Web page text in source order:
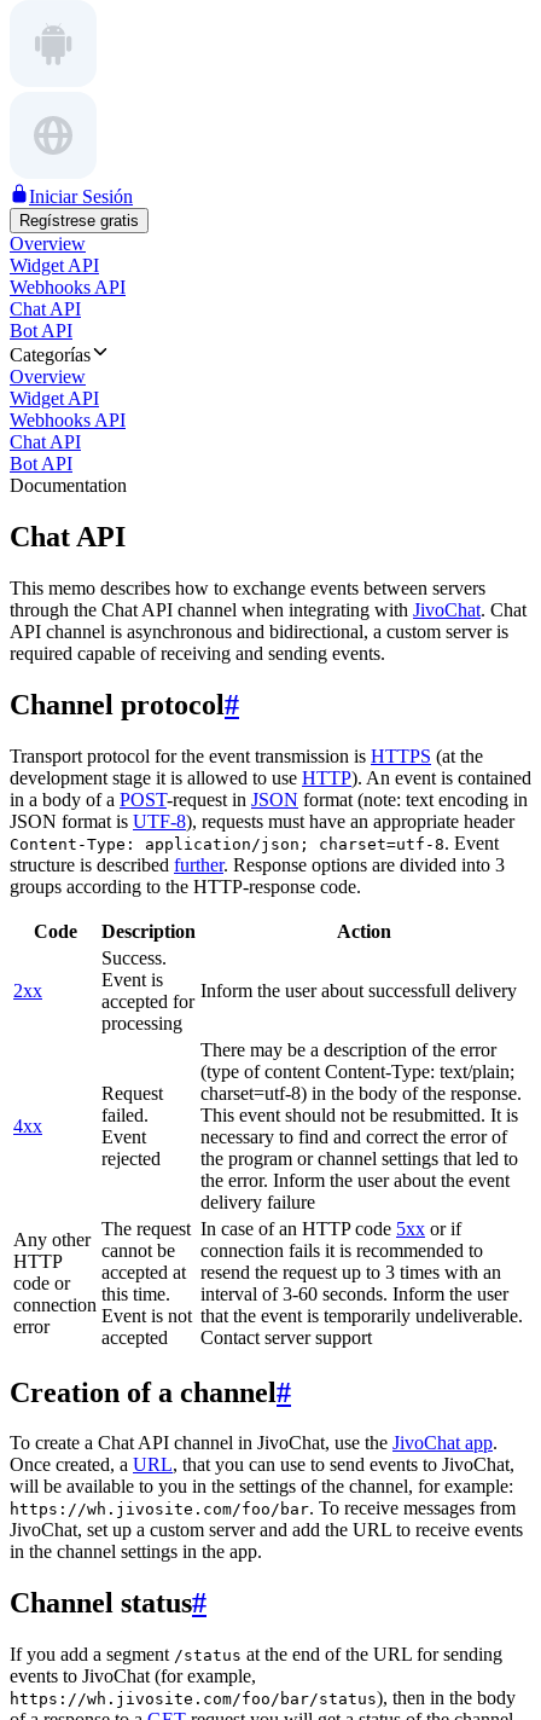
Iniciar Sesión
Regístrese gratis
Overview
Widget API
Webhooks API
Chat API
Bot API
Categorías
Overview
Widget API
Webhooks API
Chat API
Bot API
Documentation
Chat API
This memo describes how to exchange events between servers
through the Chat API channel when integrating with JivoChat. Chat
API channel is asynchronous and bidirectional, a custom server is
required capable of receiving and sending events.
Channel protocol#
Transport protocol for the event transmission is HTTPS (at the
development stage it is allowed to use HTTP). An event is contained
in a body of a POST-request in JSON format (note: text encoding in
JSON format is UTF-8), requests must have an appropriate header
Content-Type: application/json; charset=utf-8. Event
structure is described further. Response options are divided into 3
groups according to the HTTP-response code.
Code Description Action
2xx
Success.
Event is
accepted for
processing
Inform the user about successfull delivery
4xx
Request
failed.
Event
rejected
There may be a description of the error
(type of content Content-Type: text/plain;
charset=utf-8) in the body of the response.
This event should not be resubmitted. It is
necessary to find and correct the error of
the program or channel settings that led to
the error. Inform the user about the event
delivery failure
Any other
HTTP
code or
connection
error
The request
cannot be
accepted at
this time.
Event is not
accepted
In case of an HTTP code 5xx or if
connection fails it is recommended to
resend the request up to 3 times with an
interval of 3-60 seconds. Inform the user
that the event is temporarily undeliverable.
Contact server support
Creation of a channel#
To create a Chat API channel in JivoChat, use the JivoChat app.
Once created, a URL, that you can use to send events to JivoChat,
will be available to you in the settings of the channel, for example:
https://wh.jivosite.com/foo/bar. To receive messages from
JivoChat, set up a custom server and add the URL to receive events
in the channel settings in the app.
Channel status#
If you add a segment /status at the end of the URL for sending
events to JivoChat (for example,
https://wh.jivosite.com/foo/bar/status), then in the body